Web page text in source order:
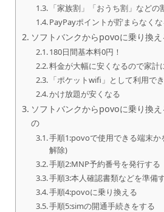
「家族割」「おうち割」などの
PayPayポイントが貯まらなく
ソフトバンクからpovoに乗り換え
180日間基本料0円！
料金が大幅に安くなるので家計
「ポケットwifi」として利用で
かけ放題が安くなる
ソフトバンクからpovoに乗り換
の
手順1:povoで使用できる端末か
解除)
手順2:MNP予約番号を発行する
手順3:本人確認書類などを準備
手順4:povoに乗り換える
手順5:simの開通手続きをする